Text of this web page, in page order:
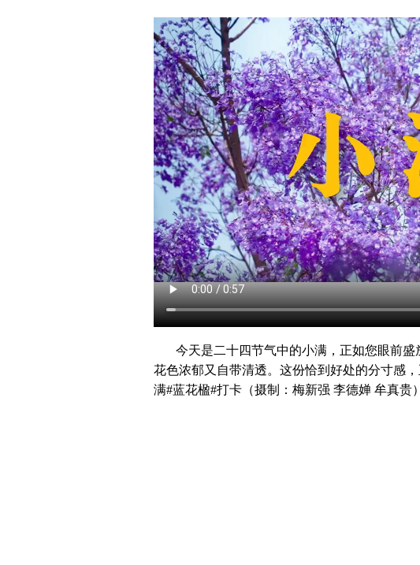
今天是二十四节气中的小满，正如您眼前盛
花色浓郁又自带清透。这份恰到好处的分寸感
满#蓝花楹#打卡（摄制：梅新强 李德婵 牟真贵）